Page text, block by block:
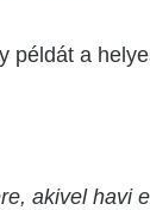
példát a
akivel havi